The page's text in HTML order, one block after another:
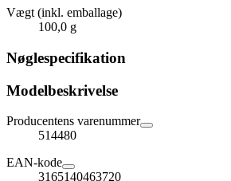
Vægt (inkl. emballage)
100,0 g
Nøglespecifikation
Modelbeskrivelse
Producentens varenummer
514480
EAN-kode
3165140463720